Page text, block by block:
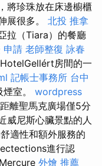
將珍珠放在床邊櫥櫃
展很多。 北投 推拿
拉（Tiara）的餐廳
申請 老師整復 詠春
HotelGellért房間的一
記帳士事務所 台中
室。 wordpress
離聖馬克廣場僅5分
威尼斯心臟景點的人
適性和額外服務的
進行認
外燴 推薦